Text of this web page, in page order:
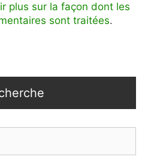
plus sur la façon dont les
sont traitées.